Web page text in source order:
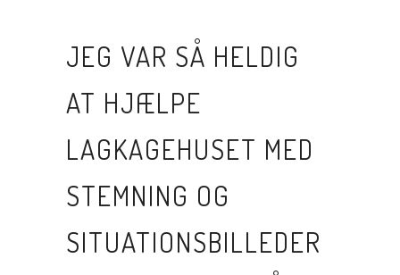
JEG VAR SÅ HELDIG
AT HJÆLPE
LAGKAGEHUSET MED
STEMNING OG
SITUATIONSBILLEDER